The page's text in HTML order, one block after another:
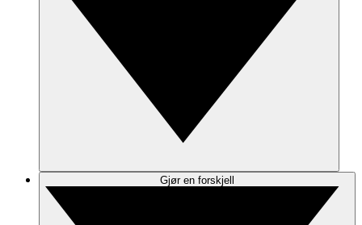
Gjør en forskjell